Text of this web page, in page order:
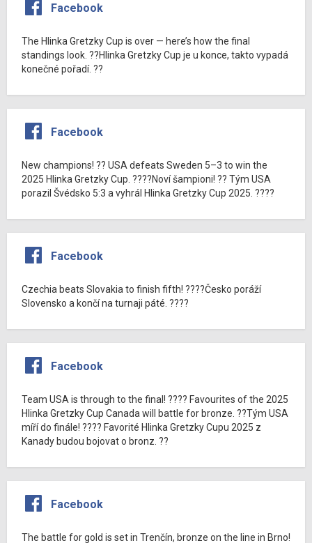
Facebook
The Hlinka Gretzky Cup is over — here’s how the final
standings look. ??Hlinka Gretzky Cup je u konce, takto vypadá
konečné pořadí. ??
Facebook
New champions! ?? USA defeats Sweden 5–3 to win the
2025 Hlinka Gretzky Cup. ????Noví šampioni! ?? Tým USA
porazil Švédsko 5:3 a vyhrál Hlinka Gretzky Cup 2025. ????
Facebook
Czechia beats Slovakia to finish fifth! ????Česko poráží
Slovensko a končí na turnaji páté. ????
Facebook
Team USA is through to the final! ???? Favourites of the 2025
Hlinka Gretzky Cup Canada will battle for bronze. ??Tým USA
míří do finále! ???? Favorité Hlinka Gretzky Cupu 2025 z
Kanady budou bojovat o bronz. ??
Facebook
The battle for gold is set in Trenčín, bronze on the line in Brno!